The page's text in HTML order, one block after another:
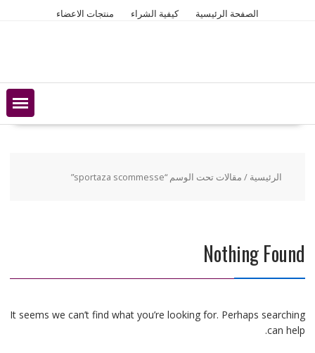
الصفحة الرئيسية كيفية الشراء منتجات الاعضاء
الرئيسية / مقالات تحت الوسم “sportaza scommesse”
Nothing Found
It seems we can’t find what you’re looking for. Perhaps searching
can help.